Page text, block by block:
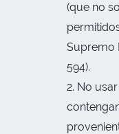
(que no
Supremo
594).
No